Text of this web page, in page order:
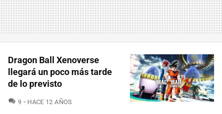
Dragon Ball Xenoverse
llegará un poco más tarde
de lo previsto
9 COMENTARIOS
HACE 12 AÑOS